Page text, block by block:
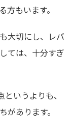
もいます。
大切にし、レバ
ては、十分すぎ
いうよりも、
あります。